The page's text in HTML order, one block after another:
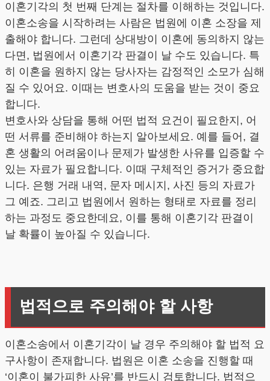
이혼기각의 첫 번째 단계는 절차를 이해하는 것입니다.
이혼소송을 시작하려는 사람은 법원에 이혼 소장을 제
출해야 합니다. 그런데 상대방이 이혼에 동의하지 않는
다면, 법원에서 이혼기각 판결이 날 수도 있습니다. 특
히 이혼을 원하지 않는 당사자는 감정적인 소모가 심해
질 수 있어요. 이때는 변호사의 도움을 받는 것이 중요
합니다.
변호사와 상담을 통해 어떤 법적 요건이 필요한지, 어
떤 서류를 준비해야 하는지 알아보세요. 예를 들어, 결
혼 생활의 어려움이나 문제가 발생한 사유를 입증할 수
있는 자료가 필요합니다. 이때 구체적인 증거가 중요합
니다. 은행 거래 내역, 문자 메시지, 사진 등의 자료가
그 예죠. 그리고 법원에서 원하는 형태로 자료를 정리
하는 과정도 중요한데요, 이를 통해 이혼기각 판결이
날 확률이 높아질 수 있습니다.
법적으로 주의해야 할 사항
이혼소송에서 이혼기각이 날 경우 주의해야 할 법적 요
구사항이 존재합니다. 법원은 이혼 소송을 진행할 때
‘이혼이 불가피한 사유’를 반드시 검토합니다. 법적으